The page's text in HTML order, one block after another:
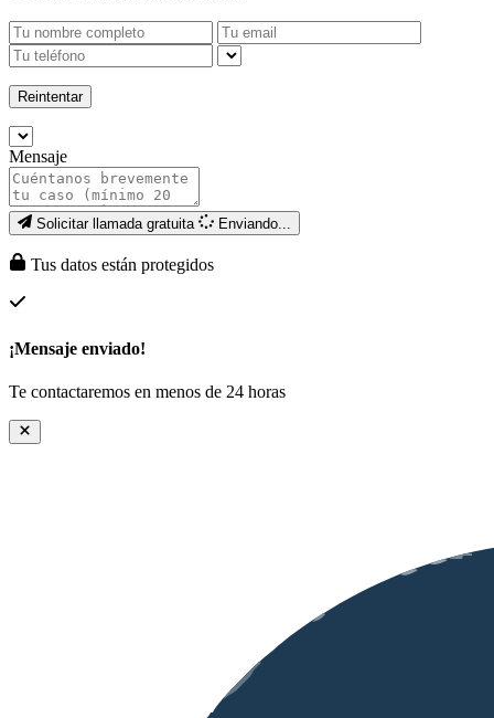
Reintentar
Mensaje
Solicitar llamada gratuita Enviando...
Tus datos están protegidos
¡Mensaje enviado!
Te contactaremos en menos de 24 horas